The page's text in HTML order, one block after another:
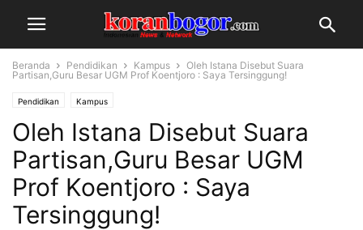
Beranda Pendidikan Kampus
Oleh Istana Disebut Suara
Partisan,Guru Besar UGM Prof Koentjoro : Saya Tersinggung!
Pendidikan Kampus
Oleh Istana Disebut Suara
Partisan,Guru Besar UGM
Prof Koentjoro : Saya
Tersinggung!